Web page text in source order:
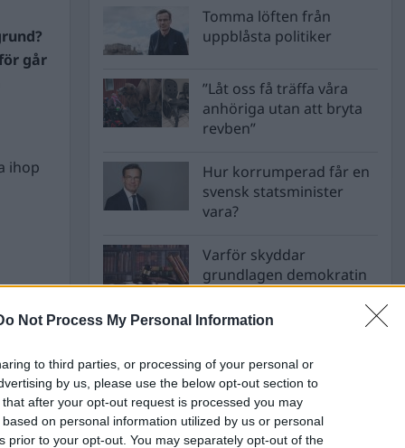
Not Process My Personal Information
to third parties, or processing of your personal or
by us, please use the below opt-out section to
after your opt-out request is processed you may
on personal information utilized by us or personal
prior to your opt-out. You may separately opt-out of the
går
ihop
Tomma löften från
uppblåsta politiker
”Låt oss få träffa våra
anhöriga utan att bryta
revben”
Hur korrumperad får en
svensk statsminister
vara?
Varför skyddar
grundlagen demokratin
STÖD OSS
Stöd Para§raf – magasinet som hatas av
högertrollen